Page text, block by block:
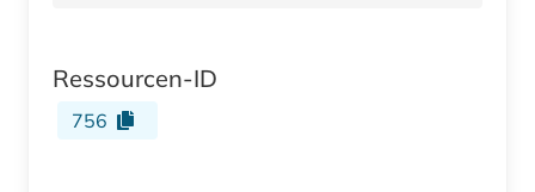
Ressourcen-ID
756